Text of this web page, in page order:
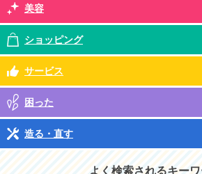
美容
ショッピング
サービス
困った
造る・直す
よく検索されるキー